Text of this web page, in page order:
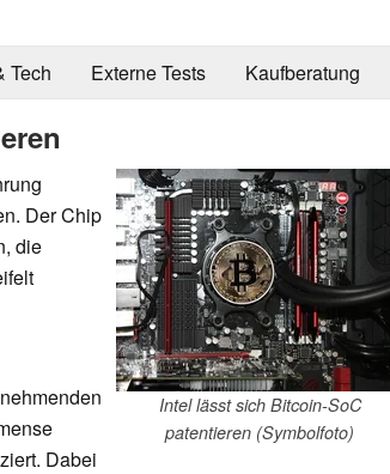
Tech Externe Tests Kaufberatung
Intel lässt sich Bitcoin-SoC
patentieren (Symbolfoto)
Der Chip
die
Dabei